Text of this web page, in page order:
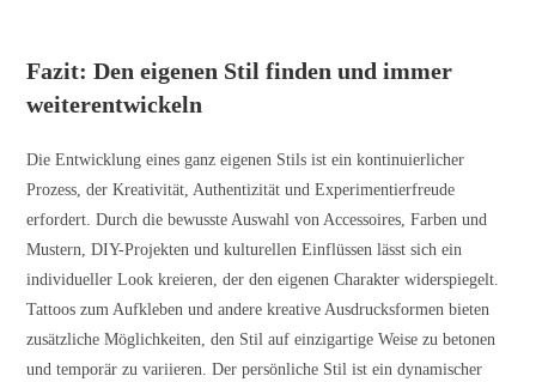
Fazit: Den eigenen Stil finden und immer
weiterentwickeln
Die Entwicklung eines ganz eigenen Stils ist ein kontinuierlicher
Prozess, der Kreativität, Authentizität und Experimentierfreude
erfordert. Durch die bewusste Auswahl von Accessoires, Farben und
Mustern, DIY-Projekten und kulturellen Einflüssen lässt sich ein
individueller Look kreieren, der den eigenen Charakter widerspiegelt.
Tattoos zum Aufkleben und andere kreative Ausdrucksformen bieten
zusätzliche Möglichkeiten, den Stil auf einzigartige Weise zu betonen
und temporär zu variieren. Der persönliche Stil ist ein dynamischer